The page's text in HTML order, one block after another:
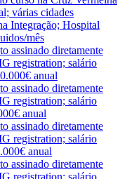
várias cidades
Integração; Hospital
mês
assinado diretamente
registration; salário
anual
assinado diretamente
registration; salário
anual
assinado diretamente
registration; salário
anual
assinado diretamente
registration; salário